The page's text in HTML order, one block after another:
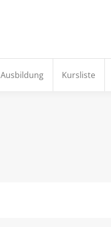
Ausbildung Kursliste